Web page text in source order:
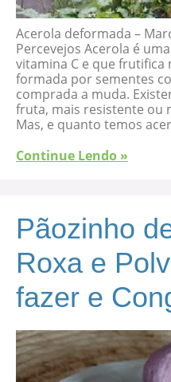
Acerola deformada –
Percevejos Acerola é
vitamina C e que
formada por sementes
comprada a muda.
fruta, mais resistente ou
Mas, e quanto temos
Continue Lendo »
Pãozinho
Roxa e
fazer e